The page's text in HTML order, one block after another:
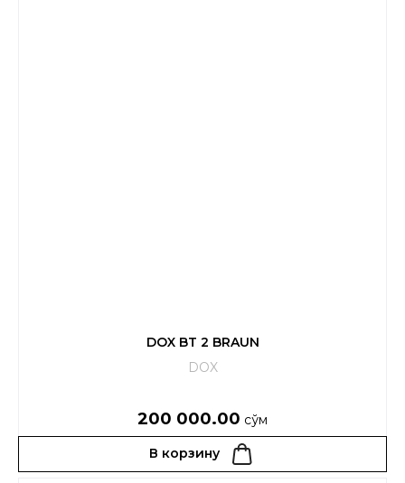
DOX BT 2 BRAUN
DOX
200 000.00 сўм
В корзину